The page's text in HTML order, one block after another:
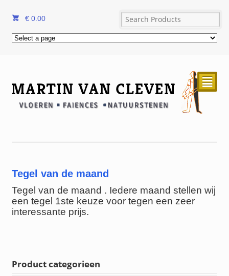
€ 0.00
²
Tegel van de maand
Tegel van de maand . Iedere maand stellen wij
een tegel 1ste keuze voor tegen een zeer
interessante prijs.
Product categorieen